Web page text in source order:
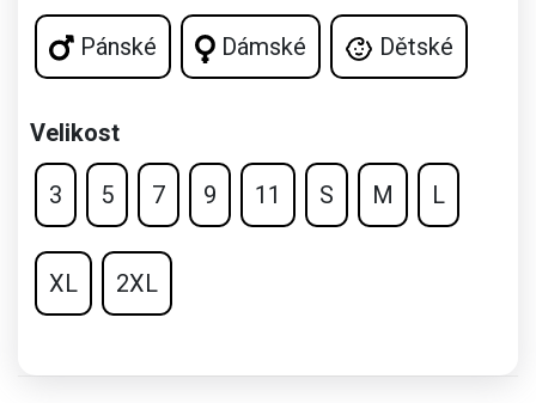
Pánské Dámské Dětské
Velikost
3 5 7 9 11 S M L
XL 2XL